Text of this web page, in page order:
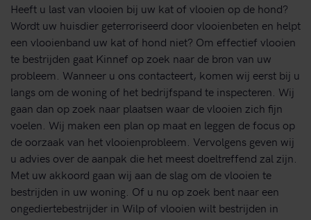
Heeft u last van vlooien bij uw kat of vlooien op de hond?
Wordt uw huisdier geterroriseerd door vlooienbeten en helpt
een vlooienband uw kat of hond niet? Om effectief vlooien
te bestrijden gaat Kinnef op zoek naar de bron van uw
probleem. Wanneer u ons contacteert, komen wij eerst bij u
langs om de woning of het bedrijfspand te inspecteren. Wij
gaan dan op zoek naar plaatsen waar de vlooien zich fijn
voelen. Wij maken een plan op maat en leggen de focus op
de oorzaak van het vlooienprobleem. Vervolgens geven wij
u advies over de aanpak die het meest doeltreffend zal zijn.
Met uw akkoord gaan wij aan de slag om de vlooien te
bestrijden in uw woning. Of u nu op zoek bent naar een
ongediertebestrijder in Wilp of vlooien wilt bestrijden in